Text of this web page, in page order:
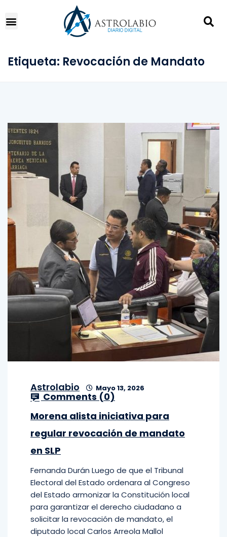
Etiqueta: Revocación de Mandato
Astrolabio Mayo 13, 2026
Comments (0)
Morena alista iniciativa para
regular revocación de mandato
en SLP
Fernanda Durán Luego de que el Tribunal
Electoral del Estado ordenara al Congreso
del Estado armonizar la Constitución local
para garantizar el derecho ciudadano a
solicitar la revocación de mandato, el
diputado local Carlos Arreola Mallol